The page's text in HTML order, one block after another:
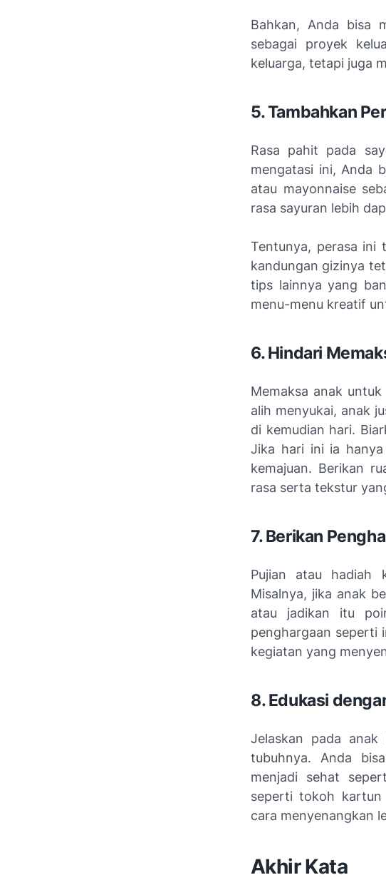
Bahkan, Anda bisa
sebagai proyek
keluarga, tetapi juga
5. Tambahkan
Rasa pahit pada
mengatasi ini, Anda
atau mayonnaise
rasa sayuran lebih
Tentunya, perasa ini
kandungan gizinya
tips lainnya yang
menu-menu kreatif
6. Hindari
Memaksa anak
alih menyukai, anak
di kemudian hari.
Jika hari ini ia
kemajuan. Berikan
rasa serta tekstur
7. Berikan
Pujian atau hadiah
Misalnya, jika anak
atau jadikan itu
penghargaan seperti
kegiatan yang
8. Edukasi
Jelaskan pada
tubuhnya. Anda
menjadi sehat
seperti tokoh kartun
cara menyenangkan
Akhir Kata